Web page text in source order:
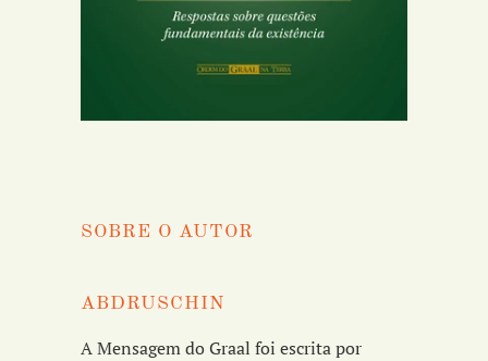
SOBRE O AUTOR
ABDRUSCHIN
A Mensagem do Graal foi escrita por